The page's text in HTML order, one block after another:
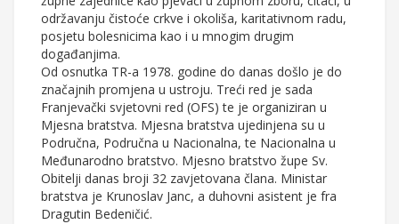
održavanju čistoće crkve i okoliša, karitativnom radu,
posjetu bolesnicima kao i u mnogim drugim
događanjima.
Od osnutka TR-a 1978. godine do danas došlo je do
značajnih promjena u ustroju. Treći red je sada
Franjevački svjetovni red (OFS) te je organiziran u
Mjesna bratstva. Mjesna bratstva ujedinjena su u
Područna, Područna u Nacionalna, te Nacionalna u
Međunarodno bratstvo. Mjesno bratstvo župe Sv.
Obitelji danas broji 32 zavjetovana člana. Ministar
bratstva je Krunoslav Janc, a duhovni asistent je fra
Dragutin Bedeničić.